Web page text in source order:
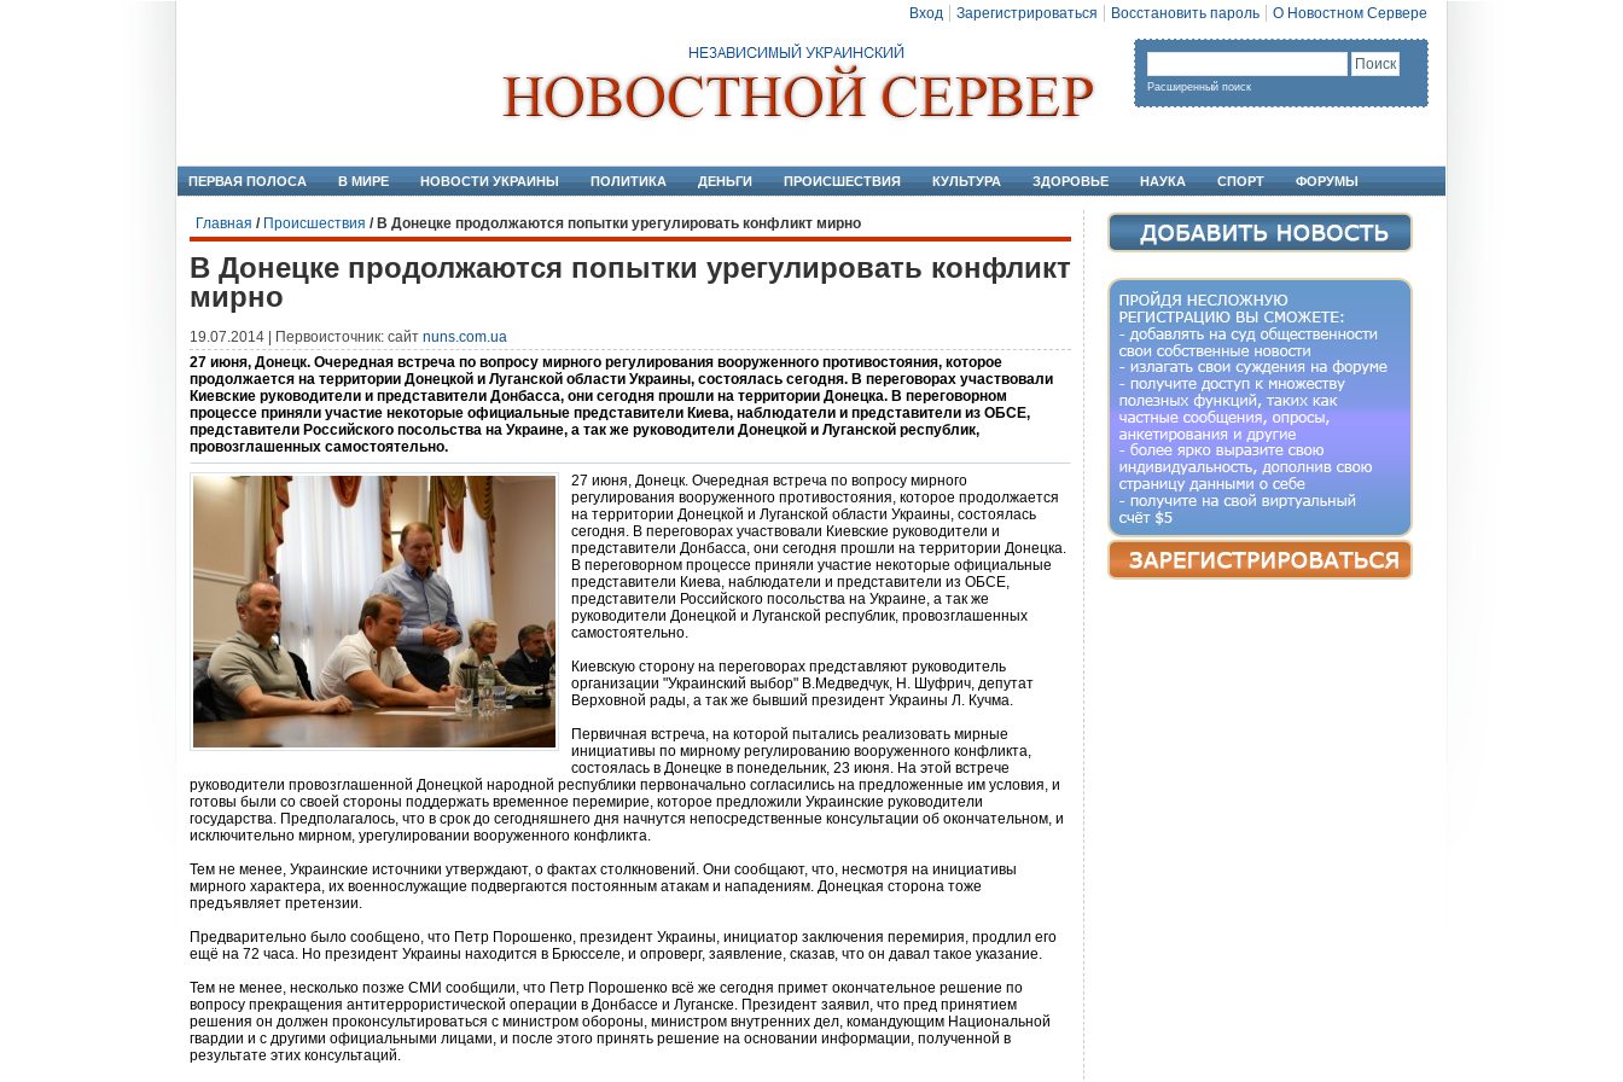
Вход Зарегистрироваться Восстановить пароль О Новостном Сервере
Расширенный поиск
ПЕРВАЯ ПОЛОСА В МИРЕ НОВОСТИ УКРАИНЫ ПОЛИТИКА ДЕНЬГИ ПРОИСШЕСТВИЯ КУЛЬТУРА ЗДОРОВЬЕ НАУКА СПОРТ ФОРУМЫ
Главная / Происшествия / В Донецке продолжаются попытки урегулировать конфликт мирно
В Донецке продолжаются попытки урегулировать конфликт
мирно
19.07.2014 | Первоисточник: сайт nuns.com.ua
27 июня, Донецк. Очередная встреча по вопросу мирного регулирования вооруженного противостояния, которое
продолжается на территории Донецкой и Луганской области Украины, состоялась сегодня. В переговорах участвовали
Киевские руководители и представители Донбасса, они сегодня прошли на территории Донецка. В переговорном
процессе приняли участие некоторые официальные представители Киева, наблюдатели и представители из ОБСЕ,
представители Российского посольства на Украине, а так же руководители Донецкой и Луганской республик,
провозглашенных самостоятельно.
27 июня, Донецк. Очередная встреча по вопросу мирного
регулирования вооруженного противостояния, которое продолжается
на территории Донецкой и Луганской области Украины, состоялась
сегодня. В переговорах участвовали Киевские руководители и
представители Донбасса, они сегодня прошли на территории Донецка.
В переговорном процессе приняли участие некоторые официальные
представители Киева, наблюдатели и представители из ОБСЕ,
представители Российского посольства на Украине, а так же
руководители Донецкой и Луганской республик, провозглашенных
самостоятельно.
Киевскую сторону на переговорах представляют руководитель
организации "Украинский выбор" В.Медведчук, Н. Шуфрич, депутат
Верховной рады, а так же бывший президент Украины Л. Кучма.
Первичная встреча, на которой пытались реализовать мирные
инициативы по мирному регулированию вооруженного конфликта,
состоялась в Донецке в понедельник, 23 июня. На этой встрече
руководители провозглашенной Донецкой народной республики первоначально согласились на предложенные им условия, и
готовы были со своей стороны поддержать временное перемирие, которое предложили Украинские руководители
государства. Предполагалось, что в срок до сегодняшнего дня начнутся непосредственные консультации об окончательном, и
исключительно мирном, урегулировании вооруженного конфликта.
Тем не менее, Украинские источники утверждают, о фактах столкновений. Они сообщают, что, несмотря на инициативы
мирного характера, их военнослужащие подвергаются постоянным атакам и нападениям. Донецкая сторона тоже
предъявляет претензии.
Предварительно было сообщено, что Петр Порошенко, президент Украины, инициатор заключения перемирия, продлил его
ещё на 72 часа. Но президент Украины находится в Брюсселе, и опроверг, заявление, сказав, что он давал такое указание.
Тем не менее, несколько позже СМИ сообщили, что Петр Порошенко всё же сегодня примет окончательное решение по
вопросу прекращения антитеррористической операции в Донбассе и Луганске. Президент заявил, что пред принятием
решения он должен проконсультироваться с министром обороны, министром внутренних дел, командующим Национальной
гвардии и с другими официальными лицами, и после этого принять решение на основании информации, полученной в
результате этих консультаций.